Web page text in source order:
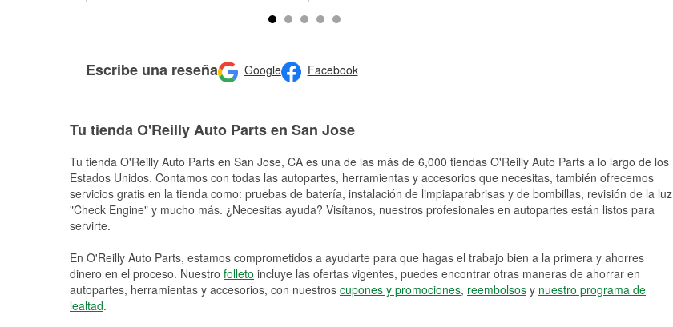
Escribe una reseña Google Facebook
Tu tienda O'Reilly Auto Parts en San Jose
Tu tienda O'Reilly Auto Parts en San Jose, CA es una de las más de 6,000 tiendas O'Reilly Auto Parts a lo largo de los
Estados Unidos. Contamos con todas las autopartes, herramientas y accesorios que necesitas, también ofrecemos
servicios gratis en la tienda como: pruebas de batería, instalación de limpiaparabrisas y de bombillas, revisión de la luz
"Check Engine" y mucho más. ¿Necesitas ayuda? Visítanos, nuestros profesionales en autopartes están listos para
servirte.
En O'Reilly Auto Parts, estamos comprometidos a ayudarte para que hagas el trabajo bien a la primera y ahorres
dinero en el proceso. Nuestro folleto incluye las ofertas vigentes, puedes encontrar otras maneras de ahorrar en
autopartes, herramientas y accesorios, con nuestros cupones y promociones, reembolsos y nuestro programa de
lealtad.